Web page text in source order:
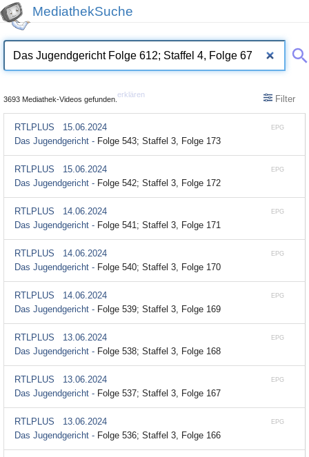
MediathekSuche
3693 Mediathek-Videos gefunden.
erklären Filter
EPG
RTLPLUS
15.06.2024
Das Jugendgericht - Folge 543; Staffel 3, Folge 173
EPG
RTLPLUS
15.06.2024
Das Jugendgericht - Folge 542; Staffel 3, Folge 172
EPG
RTLPLUS
14.06.2024
Das Jugendgericht - Folge 541; Staffel 3, Folge 171
EPG
RTLPLUS
14.06.2024
Das Jugendgericht - Folge 540; Staffel 3, Folge 170
EPG
RTLPLUS
14.06.2024
Das Jugendgericht - Folge 539; Staffel 3, Folge 169
EPG
RTLPLUS
13.06.2024
Das Jugendgericht - Folge 538; Staffel 3, Folge 168
EPG
RTLPLUS
13.06.2024
Das Jugendgericht - Folge 537; Staffel 3, Folge 167
EPG
RTLPLUS
13.06.2024
Das Jugendgericht - Folge 536; Staffel 3, Folge 166